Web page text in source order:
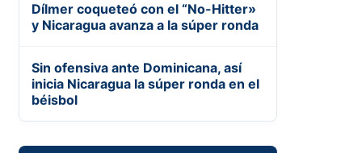
Dílmer coqueteó con el “No-Hitter»
y Nicaragua avanza a la súper ronda
Sin ofensiva ante Dominicana, así
inicia Nicaragua la súper ronda en el
béisbol